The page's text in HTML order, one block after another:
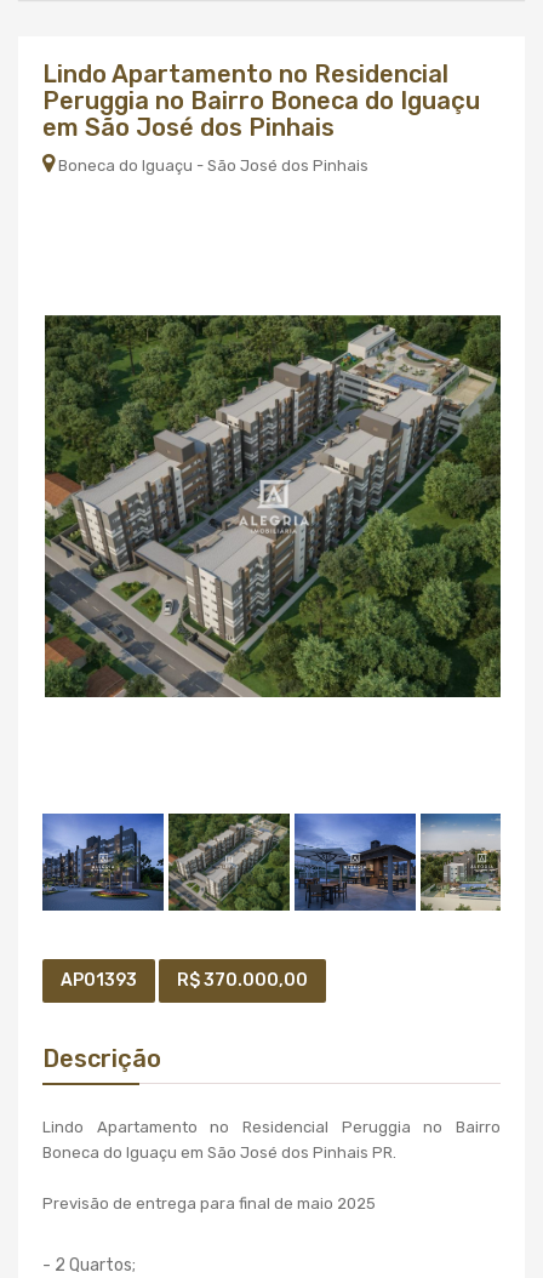
Lindo Apartamento no Residencial
Peruggia no Bairro Boneca do Iguaçu
em São José dos Pinhais
Boneca do Iguaçu - São José dos Pinhais
AP01393 R$ 370.000,00
Descrição
Lindo Apartamento no Residencial Peruggia
no Bairro
Boneca do Iguaçu em São José dos Pinhais PR.
Previsão de entrega para final de maio 2025
- 2 Quartos;